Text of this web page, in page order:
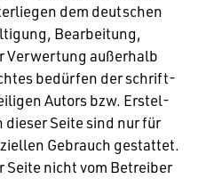
dem deut­schen
Bear­bei­tung,
Verwer­tung außer­halb
bedürfen der schrift­
Autors bzw. Erstel­
Seite sind nur für
Gebrauch gestattet.
Seite nicht vom Betreiber